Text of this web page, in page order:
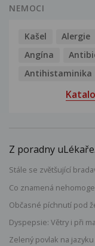
NEMOCI
Kašel Alergie
Angína
Antihistaminika
Z poradny
Stále se zvětšující
Co znamená
Občasné píchnutí pod
Dyspepsie: Větry i při
Zelený povlak na